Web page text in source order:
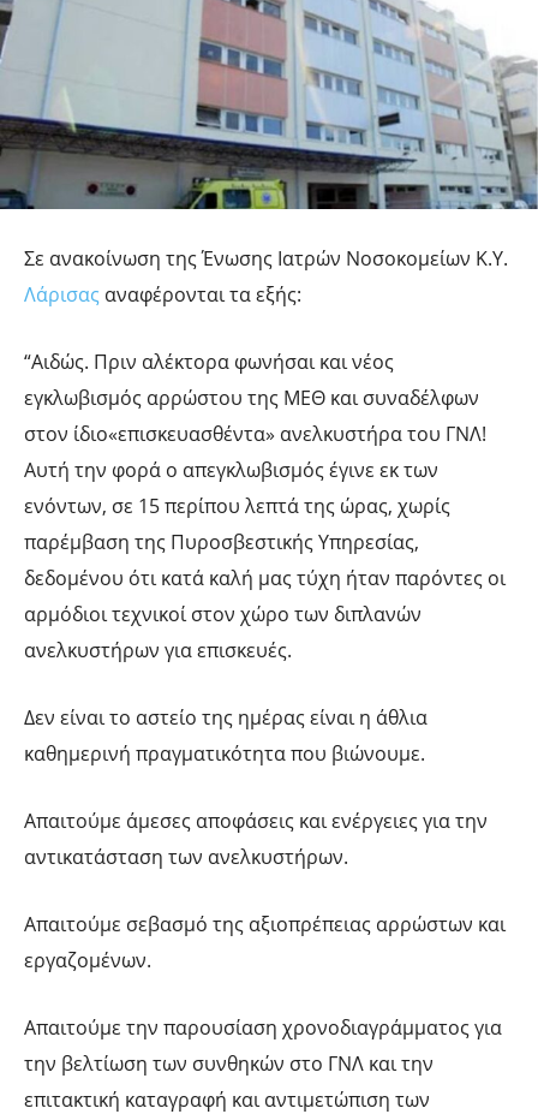
Σε ανακοίνωση της Ένωσης Ιατρών Νοσοκομείων Κ.Υ.
Λάρισας αναφέρονται τα εξής:
“Αιδώς. Πριν αλέκτορα φωνήσαι και νέος
εγκλωβισμός αρρώστου της ΜΕΘ και συναδέλφων
στον ίδιο«επισκευασθέντα» ανελκυστήρα του ΓΝΛ!
Αυτή την φορά ο απεγκλωβισμός έγινε εκ των
ενόντων, σε 15 περίπου λεπτά της ώρας, χωρίς
παρέμβαση της Πυροσβεστικής Υπηρεσίας,
δεδομένου ότι κατά καλή μας τύχη ήταν παρόντες οι
αρμόδιοι τεχνικοί στον χώρο των διπλανών
ανελκυστήρων για επισκευές.
Δεν είναι το αστείο της ημέρας είναι η άθλια
καθημερινή πραγματικότητα που βιώνουμε.
Απαιτούμε άμεσες αποφάσεις και ενέργειες για την
αντικατάσταση των ανελκυστήρων.
Απαιτούμε σεβασμό της αξιοπρέπειας αρρώστων και
εργαζομένων.
Απαιτούμε την παρουσίαση χρονοδιαγράμματος για
την βελτίωση των συνθηκών στο ΓΝΛ και την
επιτακτική καταγραφή και αντιμετώπιση των